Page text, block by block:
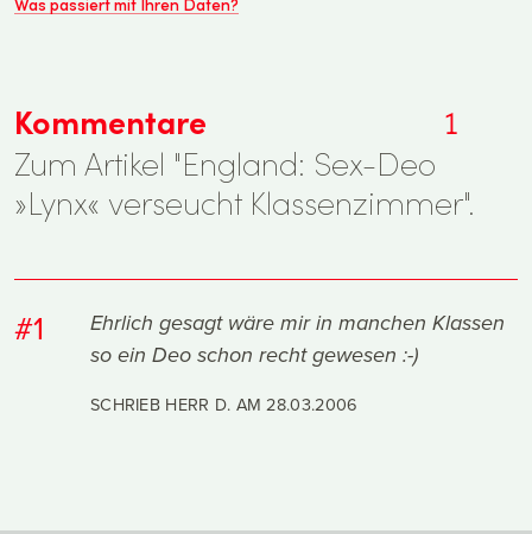
Was passiert mit Ihren Daten?
Kommentare
1
Zum Artikel "England: Sex-Deo
»Lynx« verseucht Klassenzimmer".
#1
Ehrlich gesagt wäre mir in manchen Klassen
so ein Deo schon recht gewesen :-)
SCHRIEB HERR D. AM28.03.2006